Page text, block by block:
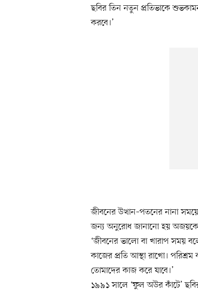
ছবির তিন নতুন প্রতিভাকে
করবে।’
জীবনের উত্থান–পতনের নানা
জন্য অনুরোধ জানানো হয়
‘জীবনের ভালো বা খারাপ সময়
কাজের প্রতি আস্থা রাখো।
তোমাদের কাজ করে যাবে।’
১৯৯১ সালে ‘ফুল অউর কাঁটে’